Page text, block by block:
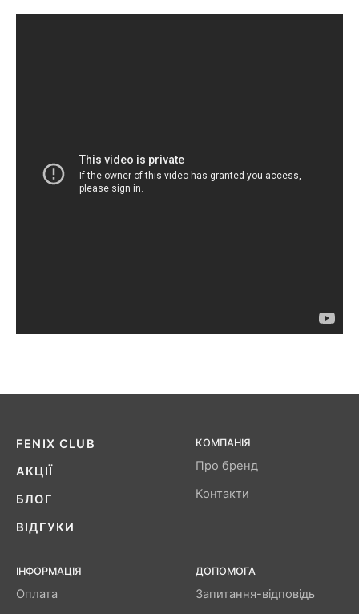
FENIX ​​CLUB
АКЦІЇ
БЛОГ
ВІДГУКИ
КОМПАНІЯ
Про бренд
Контакти
ІНФОРМАЦІЯ
Оплата
ДОПОМОГА
Запитання-відповідь